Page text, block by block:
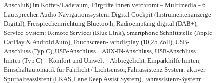
Anschluß) im Koffer-/Laderaum, Türgriffe innen verchromt – Multimedia – 6
Lautsprecher, Audio-Navigationssystem, Digital Cockpit (Instrumentenanzeige
Digital), Freisprecheinrichtung Bluetooth, Radioempfang digital (DAB+),
Service-System: Remote Services (Blue Link), Smartphone Schnittstelle (Apple
CarPlay & Android Auto), Touchscreen-Farbdisplay (10,25 Zoll), USB-
Anschluss (Typ C), USB-Anschluss + AUX-IN-Anschluss, USB-Anschluss
hinten (Typ C) – Komfort und Umwelt – Abbiegelicht, Einparkhilfe hinten,
Einschaltautomatik für Fahrlicht / Lichtsensor, Fahrassistenz-System: aktiver
Spurhalteassistent (LKAS, Lane Keep Assist System), Fahrassistenz-System: